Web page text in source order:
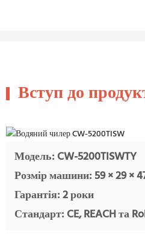
Вступ до
Модель: CW-5200TISWTY
Розмір машини: 59 × 29 ×
Гарантія: 2 роки
Стандарт: CE, REACH та